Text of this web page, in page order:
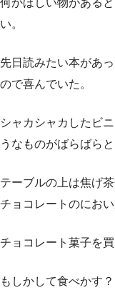
い。
先日読みたい本があ
ので喜んでいた。
シャカシャカしたビ
うなものがばらばらと
テーブルの上は焦げ
チョコレートのにおい
チョコレート菓子を
もしかして食べかす？